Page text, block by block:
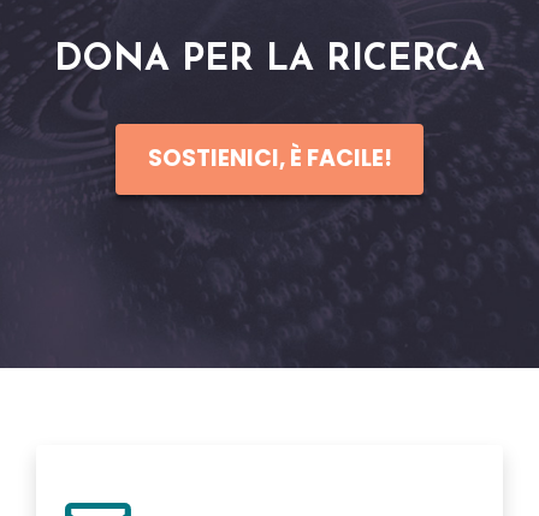
DONA PER LA RICERCA
SOSTIENICI, È FACILE!